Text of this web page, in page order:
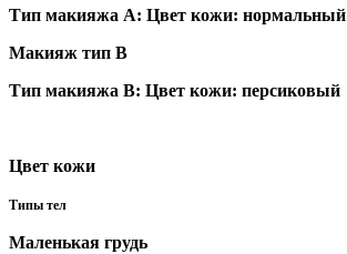
Тип макияжа А: Цвет кожи: нормальный
Макияж тип B
Тип макияжа В: Цвет кожи: персиковый
Цвет кожи
Типы тел
Маленькая грудь